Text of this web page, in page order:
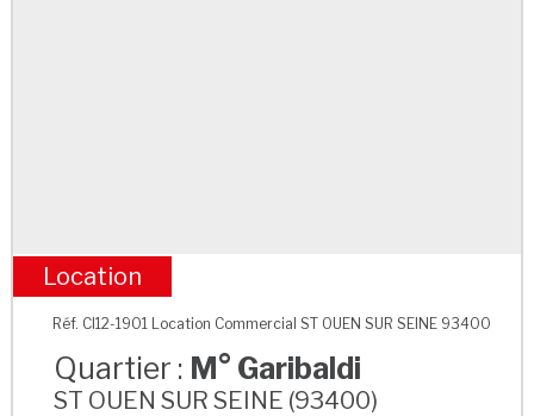
M° Garibaldi
Location
Réf. CI12-1901 Location Commercial ST OUEN SUR SEINE 93400
Quartier : M° Garibaldi
ST OUEN SUR SEINE (93400)